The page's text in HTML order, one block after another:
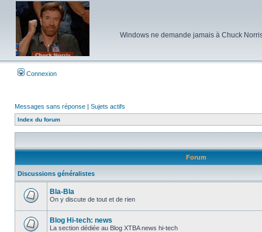
Windows ne demande jamais à Chuck
Connexion
Messages sans réponse | Sujets actifs
Index du forum
Forum
Discussions généralistes
message
non
Bla-Bla
On y discute de tout et de rien
Blog Hi-tech: news
La section dédiée au Blog XTBA news hi-tech